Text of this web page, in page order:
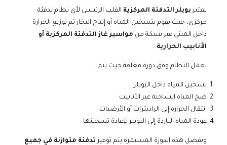
يعتبر بويلر التدفئة المركزية القلب الرئيسي لأي نظام تدفئة
مركزي، حيث يقوم بتسخين المياه أو إنتاج البخار ثم توزيع الحرارة
داخل المبنى عبر شبكة من مواسير غاز التدفئة المركزية أو
الأنابيب الحرارية.
يعمل النظام وفق دورة مغلقة حيث يتم:
تسخين المياه داخل البويلر
ضخ المياه الساخنة عبر الأنابيب
انتقال الحرارة إلى الراديترات أو الأرضيات
عودة المياه الباردة إلى البويلر لإعادة تسخينها
وبفضل هذه الدورة المستمرة يتم توفير تدفئة متوازنة في جميع